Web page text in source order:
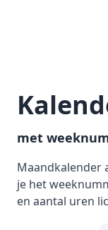
met
Maandkalender
je het
en aantal uren